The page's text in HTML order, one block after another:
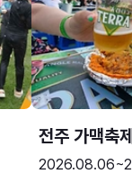
전주 가맥축